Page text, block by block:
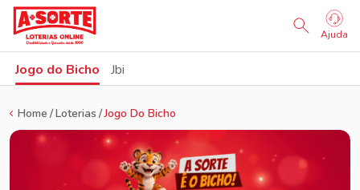
Ajuda
Jogo do Bicho Jbi
Home Loterias Jogo Do Bicho